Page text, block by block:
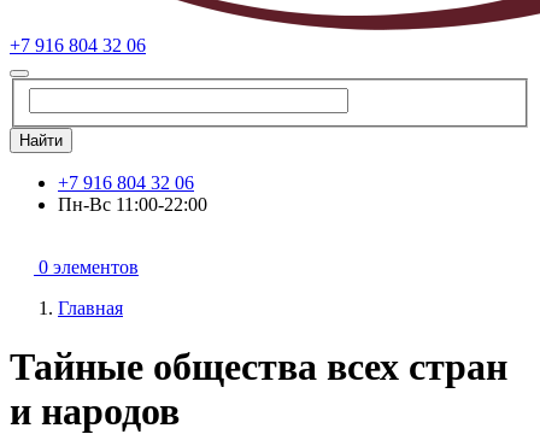
+7 916 804 32 06
Найти
+7 916 804 32 06
Пн-Вс 11:00-22:00
0 элементов
Главная
Тайные общества всех стран
и народов